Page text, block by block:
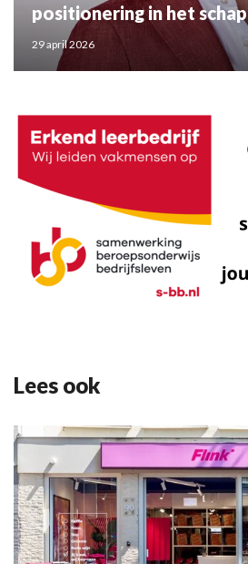
positionering in het schap
29 april 2026
Lees ook